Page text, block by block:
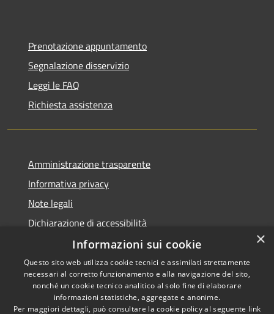
Prenotazione appuntamento
Segnalazione disservizio
Leggi le FAQ
Richiesta assistenza
Amministrazione trasparente
Informativa privacy
Note legali
Dichiarazione di accessibilità
Accessibilità
Copyright © 2026 • Comune di
Viadanica • Powered by
×
Informazioni sui cookie
Questo sito web utilizza cookie tecnici e assimilati strettamente
necessari al corretto funzionamento e alla navigazione del sito,
nonché un cookie tecnico analitico al solo fine di elaborare
informazioni statistiche, aggregate e anonime.
Per maggiori dettagli, può consultare la cookie policy al seguente link